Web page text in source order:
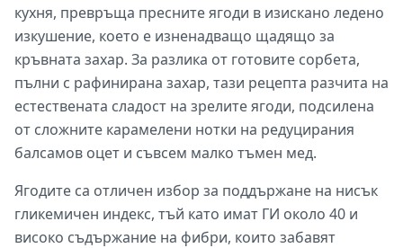
кухня, превръща пресните ягоди в изискано ледено
изкушение, което е изненадващо щадящо за
кръвната захар. За разлика от готовите сорбета,
пълни с рафинирана захар, тази рецепта разчита на
естествената сладост на зрелите ягоди, подсилена
от сложните карамелени нотки на редуцирания
балсамов оцет и съвсем малко тъмен мед.
Ягодите са отличен избор за поддържане на нисък
гликемичен индекс, тъй като имат ГИ около 40 и
високо съдържание на фибри, които забавят